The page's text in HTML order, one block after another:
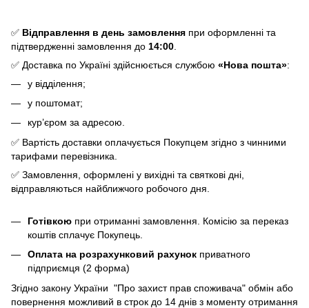
✅ Відправлення в день замовлення при оформленні та
підтвердженні замовлення до 14:00
✅ Доставка по Україні здійснюється службою «Нова пошта»:
у відділення;
у поштомат;
кур’єром за адресою.
✅ Вартість доставки оплачується Покупцем згідно з чинними
тарифами перевізника.
✅ Замовлення, оформлені у вихідні та святкові дні,
відправляються найближчого робочого дня.
Готівкою при отриманні замовлення. Комісію за переказ
коштів сплачує Покупець.
Оплата на розрахунковий рахунок приватного
підприємця (2 форма)
Згідно закону України "Про захист прав споживача" обмін або
повернення можливий в строк до 14 днів з моменту отримання